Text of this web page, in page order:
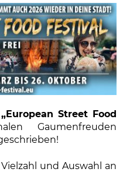
„European Street Food
Gaumenfreuden
und Auswahl an